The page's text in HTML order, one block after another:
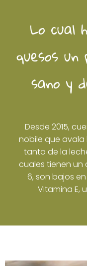
Lo cual
quesos
sano y
Desde 2015,
nobile que
tanto de la
cuales tienen un
6, son bajos
Vitamina E,